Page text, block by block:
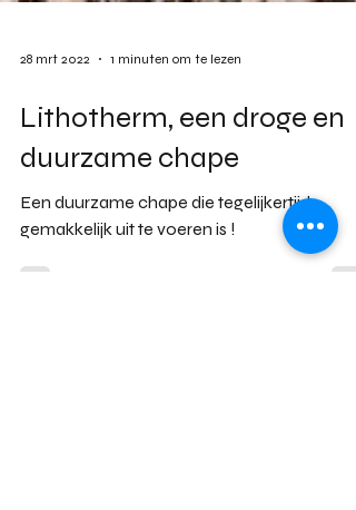
28 mrt 2022 1 minuten om te lezen
Lithotherm, een droge en
duurzame chape